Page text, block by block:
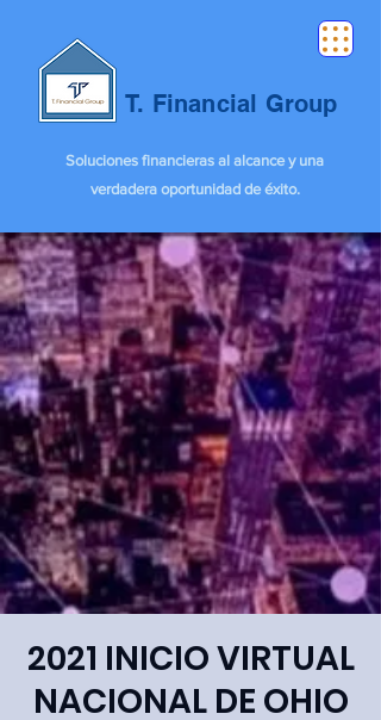
T. Financial Group
Soluciones financieras al alcance y una
verdadera oportunidad de éxito.
2021 INICIO VIRTUAL
NACIONAL DE OHIO